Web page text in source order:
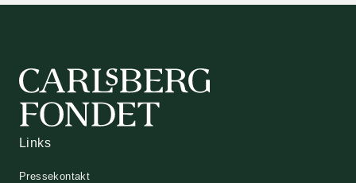
Links
Pressekontakt